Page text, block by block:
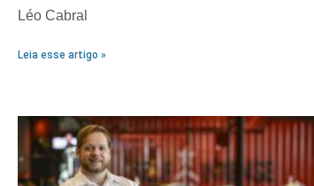
Léo Cabral
Leia esse artigo »